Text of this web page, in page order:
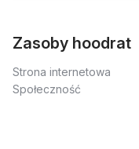
Zasoby hoodrat
Strona internetowa
Społeczność